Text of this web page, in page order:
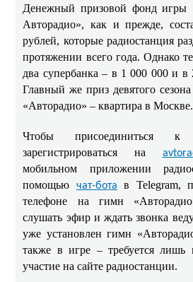
Денежный призовой фонд игры
Авторадио», как и прежде,
рублей, которые радиостанция
протяжении всего года. Однако
два супербанка – в 1 000 000 и в
Главный же приз девятого
«Авторадио» – квартира в Москве.
Чтобы присоединиться
зарегистрироваться на
мобильном приложении
помощью чат-бота в Telegram,
телефоне на гимн
слушать эфир и ждать звонка
уже установлен гимн
также в игре – требуется лишь
участие на сайте радиостанции.